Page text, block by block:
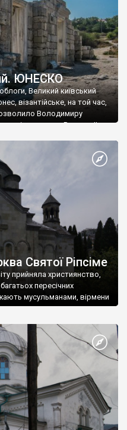
ЮНЕСКО
Великий київський
візантійське, на той час,
Володимиру
імператору Василю ІІ, та
Василем-християнином.
Херсонесу Таврійського
Святої Ріпсіме
прийняла християнство,
пересічних
мусульманами, вірмени